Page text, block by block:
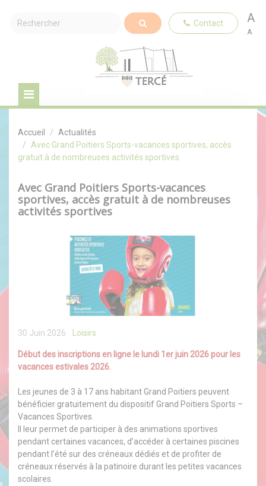
Contact A
A
Accueil
Actualités
Avec Grand Poitiers Sports-vacances sportives, accès
gratuit à de nombreuses activités sportives
Avec Grand Poitiers Sports-vacances
sportives, accès gratuit à de nombreuses
activités sportives
30 Juin 2026 Loisirs
Début des inscriptions en ligne le lundi 1er juin 2026 pour les
vacances estivales 2026.
Les jeunes de 3 à 17 ans habitant Grand Poitiers peuvent
bénéficier gratuitement du dispositif Grand Poitiers Sports –
Vacances Sportives.
Il leur permet de participer à des animations sportives
pendant certaines vacances, d’accéder à certaines piscines
pendant l’été sur des créneaux dédiés et de profiter de
créneaux réservés à la patinoire durant les petites vacances
scolaires.